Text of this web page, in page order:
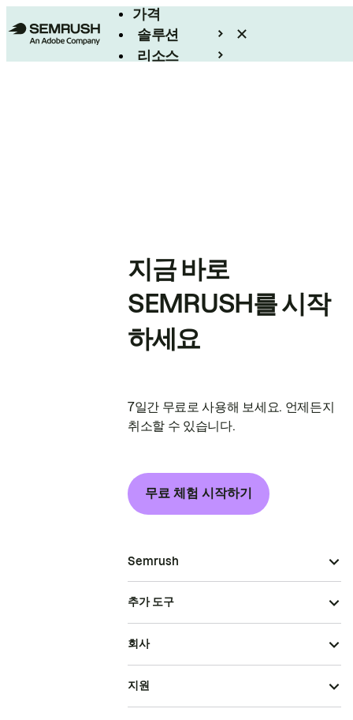
가격
솔루션
리소스
지금 바로
SEMRUSH를 시작
하세요
7일간 무료로 사용해 보세요. 언제든지
취소할 수 있습니다.
무료 체험 시작하기
Semrush
추가 도구
회사
지원